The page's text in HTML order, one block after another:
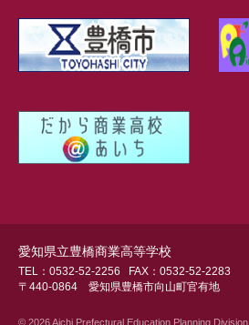
愛知県立豊橋商業高等学校
TEL：0532-52-2256
FAX：0532-52-2283
〒440-0864 愛知県豊橋市向山町官有地
© 2026 Aichi Prefectural Education Planning Division